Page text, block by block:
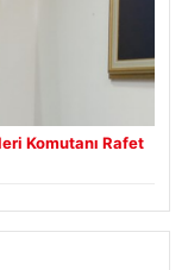
Komutanı Rafet